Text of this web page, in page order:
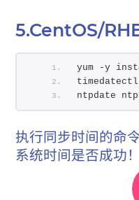
5.CentOS/
yum -y
timedatectl
ntpdate
执行同步时间的命
系统时间是否成功！